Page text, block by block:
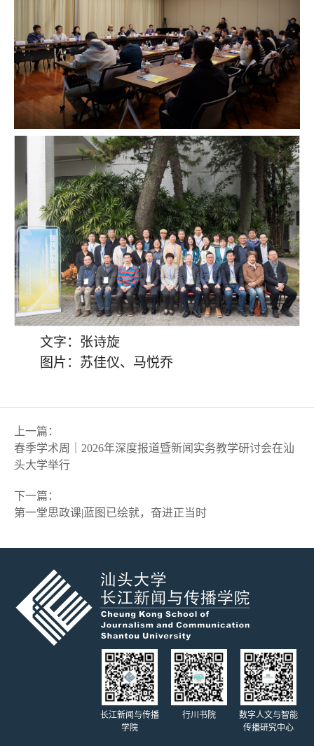
文字： 张诗旋
图片： 苏佳仪、马悦乔
上一篇 ：
春季学术周｜2026年深度报道暨新闻实务教学研讨会在汕
头大学举行
下一篇 ：
第一堂思政课|蓝图已绘就，奋进正当时
长江新闻与传播
学院
行川书院
数字人文与智能
传播研究中心